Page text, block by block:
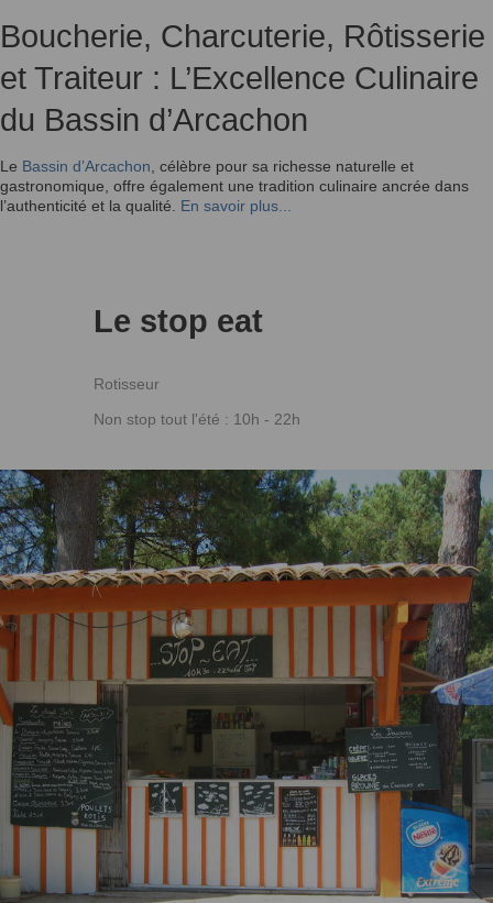
Boucherie, Charcuterie, Rôtisserie
et Traiteur : L’Excellence Culinaire
du Bassin d’Arcachon
Le Bassin d’Arcachon , célèbre pour sa richesse naturelle et
gastronomique, offre également une tradition culinaire ancrée dans
l’authenticité et la qualité. En savoir plus...
Le stop eat
Rotisseur
Non stop tout l'été : 10h - 22h